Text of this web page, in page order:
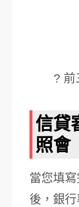
? 前
信貸
照會
當您填
後，銀